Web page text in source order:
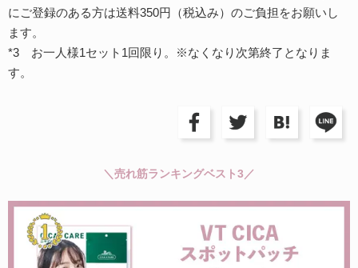
にご登録のある方は送料350円（税込み）のご負担をお願いし
ます。
*3 お一人様1セット1回限り。※なくなり次第終了となりま
す。
＼売れ筋ランキングベスト3／